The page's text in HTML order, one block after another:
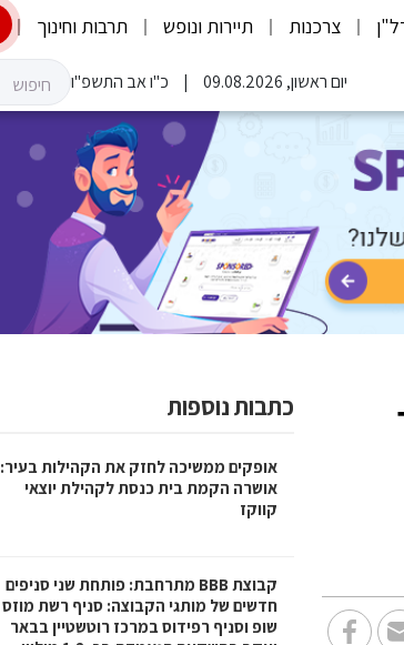
צרכנות תיירות ונופש תרבות וחינוך
יום ראשון, 09.08.2026 כ"ו אב התשפ"ו
כתבות נוספות
אופקים ממשיכה לחזק את הקהילות בעיר:
אושרה הקמת בית כנסת לקהילת יוצאי
קווקז
קבוצת BBB מתרחבת: פותחת שני סניפים
חדשים של מותגי הקבוצה: סניף רשת מוזס
שופ וסניף רפידוס במרכז רוטשטיין בבאר